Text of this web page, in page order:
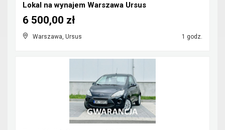
Lokal na wynajem Warszawa Ursus
Warszawa, Ursus 1 godz.
6 500,00 zł